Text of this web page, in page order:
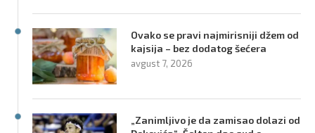
Ovako se pravi najmirisniji džem od
kajsija – bez dodatog šećera
avgust 7, 2026
„Zanimljivo je da zamisao dolazi od